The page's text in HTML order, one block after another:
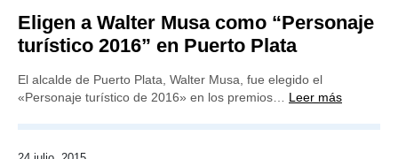
Eligen a Walter Musa como “Personaje
turístico 2016” en Puerto Plata
El alcalde de Puerto Plata, Walter Musa, fue elegido el
«Personaje turístico de 2016» en los premios… Leer más